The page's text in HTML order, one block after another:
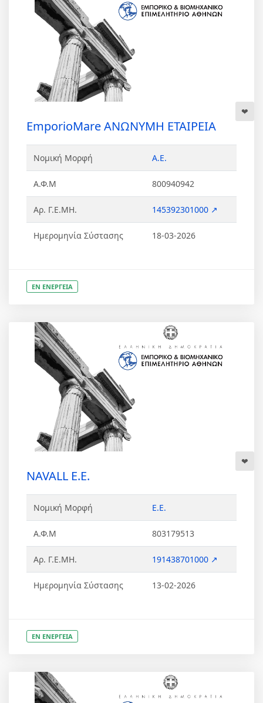
EmporioMare ΑΝΩΝΥΜΗ ΕΤΑΙΡΕΙΑ
Νομική Μορφή Α.Ε.
Α.Φ.Μ 800940942
Αρ. Γ.Ε.ΜΗ. 145392301000 ↗
Ημερομηνία Σύστασης 18-03-2026
ΕΝ ΕΝΕΡΓΕΙΑ
NAVALL Ε.Ε.
Νομική Μορφή Ε.Ε.
Α.Φ.Μ 803179513
Αρ. Γ.Ε.ΜΗ. 191438701000 ↗
Ημερομηνία Σύστασης 13-02-2026
ΕΝ ΕΝΕΡΓΕΙΑ